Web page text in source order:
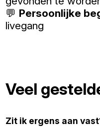
💬 Persoonlijke
livegang
Veel
Zit ik ergens aan